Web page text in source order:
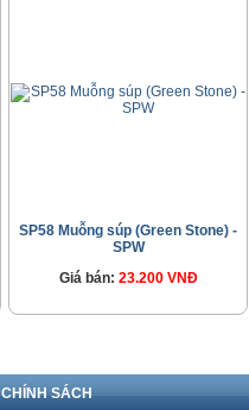
SP58 Muỗng súp (Green Stone) -
SPW
Giá bán: 23.200 VNĐ
CHÍNH SÁCH